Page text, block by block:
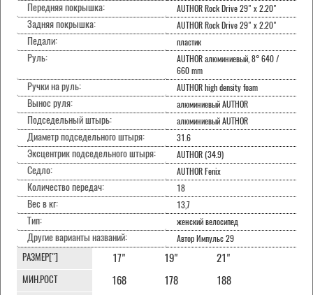
Передняя покрышка: AUTHOR Rock Drive 29" x 2.20"
Задняя покрышка: AUTHOR Rock Drive 29" x 2.20"
Педали: пластик
Руль:
AUTHOR алюминиевый, 8° 640 /
660 mm
Ручки на руль: AUTHOR high density foam
Вынос руля: алюминиевый AUTHOR
Подседельный штырь: алюминиевый AUTHOR
Диаметр подседельного штыря: 31.6
Эксцентрик подседельного штыря: AUTHOR (34.9)
Седло: AUTHOR Fenix
Количество передач: 18
Вес в кг: 13,7
Тип: женский велосипед
Другие варианты названий: Автор Импульс 29
РАЗМЕР["] 17" 19" 21"
МИН.РОСТ 168 178 188